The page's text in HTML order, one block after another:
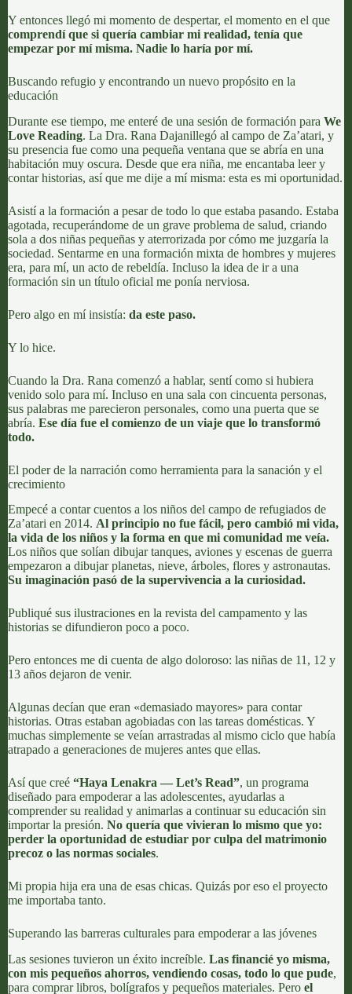
Y entonces llegó mi momento de despertar, el momento en el que
comprendí que si quería cambiar mi realidad, tenía que
empezar por mí misma. Nadie lo haría por mí.
Buscando refugio y encontrando un nuevo propósito en la
educación
Durante ese tiempo, me enteré de una sesión de formación para We
Love Reading. La Dra. Rana Dajanillegó al campo de Za’atari, y
su presencia fue como una pequeña ventana que se abría en una
habitación muy oscura. Desde que era niña, me encantaba leer y
contar historias, así que me dije a mí misma: esta es mi oportunidad.
Asistí a la formación a pesar de todo lo que estaba pasando. Estaba
agotada, recuperándome de un grave problema de salud, criando
sola a dos niñas pequeñas y aterrorizada por cómo me juzgaría la
sociedad. Sentarme en una formación mixta de hombres y mujeres
era, para mí, un acto de rebeldía. Incluso la idea de ir a una
formación sin un título oficial me ponía nerviosa.
Pero algo en mí insistía: da este paso.
Y lo hice.
Cuando la Dra. Rana comenzó a hablar, sentí como si hubiera
venido solo para mí. Incluso en una sala con cincuenta personas,
sus palabras me parecieron personales, como una puerta que se
abría. Ese día fue el comienzo de un viaje que lo transformó
todo.
El poder de la narración como herramienta para la sanación y el
crecimiento
Empecé a contar cuentos a los niños del campo de refugiados de
Za’atari en 2014. Al principio no fue fácil, pero cambió mi vida,
la vida de los niños y la forma en que mi comunidad me veía.
Los niños que solían dibujar tanques, aviones y escenas de guerra
empezaron a dibujar planetas, nieve, árboles, flores y astronautas.
Su imaginación pasó de la supervivencia a la curiosidad.
Publiqué sus ilustraciones en la revista del campamento y las
historias se difundieron poco a poco.
Pero entonces me di cuenta de algo doloroso: las niñas de 11, 12 y
13 años dejaron de venir.
Algunas decían que eran «demasiado mayores» para contar
historias. Otras estaban agobiadas con las tareas domésticas. Y
muchas simplemente se veían arrastradas al mismo ciclo que había
atrapado a generaciones de mujeres antes que ellas.
Así que creé “Haya Lenakra — Let’s Read”, un programa
diseñado para empoderar a las adolescentes, ayudarlas a
comprender su realidad y animarlas a continuar su educación sin
importar la presión. No quería que vivieran lo mismo que yo:
perder la oportunidad de estudiar por culpa del matrimonio
precoz o las normas sociales.
Mi propia hija era una de esas chicas. Quizás por eso el proyecto
me importaba tanto.
Superando las barreras culturales para empoderar a las jóvenes
Las sesiones tuvieron un éxito increíble. Las financié yo misma,
con mis pequeños ahorros, vendiendo cosas, todo lo que pude,
para comprar libros, bolígrafos y pequeños materiales. Pero el